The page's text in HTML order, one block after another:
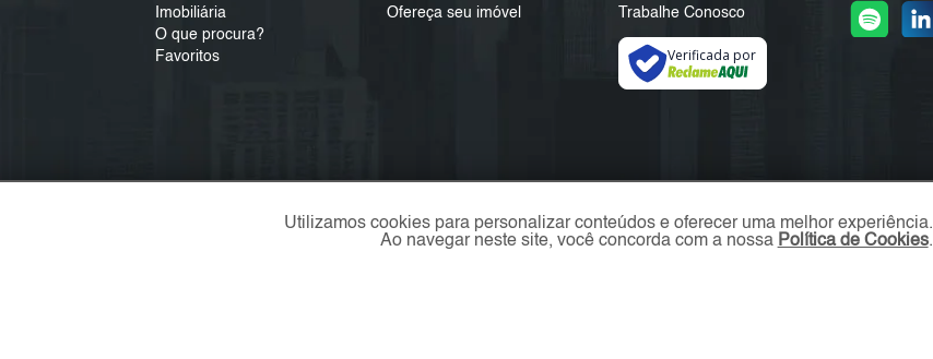
Imobiliária
O que procura?
Favoritos
Ofereça seu imóvel
Trabalhe Conosco
Verificada por
Utilizamos cookies para personalizar conteúdos e oferecer uma melhor experiência.
Ao navegar neste site, você concorda com a nossa Política de Cookies.